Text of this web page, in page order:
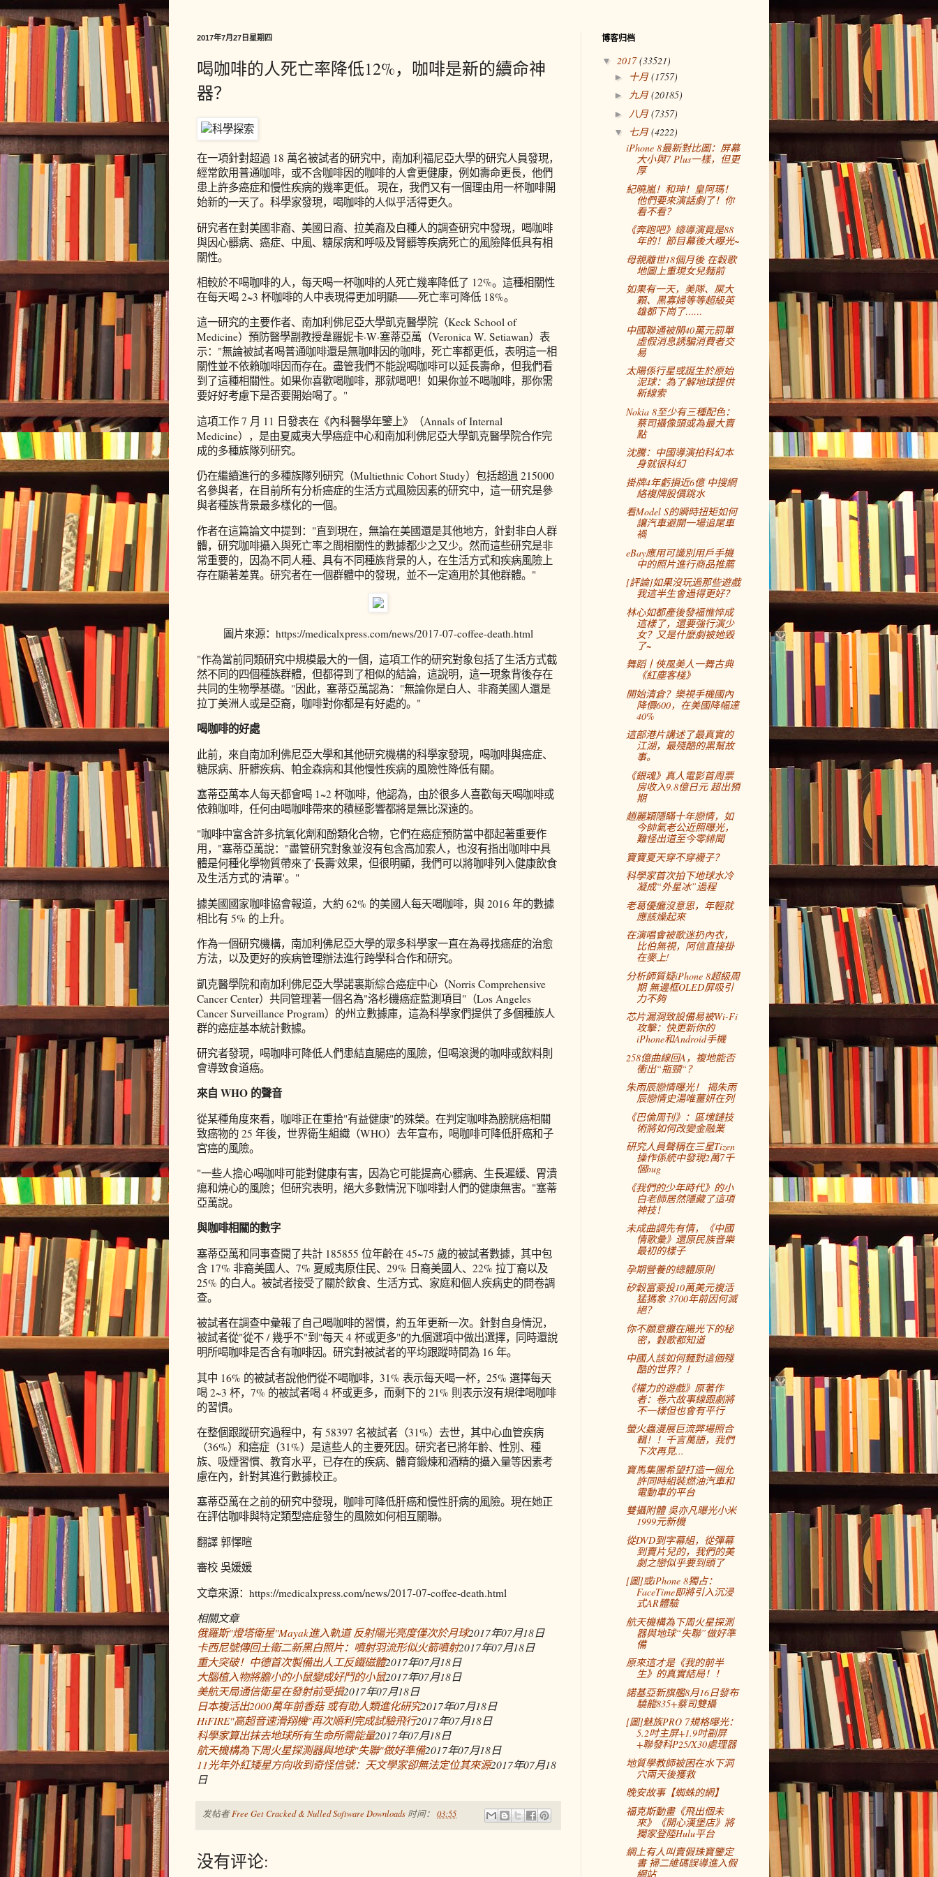
2017年7月27日星期四
喝咖啡的人死亡率降低12%，咖啡是新的續命神
器？
在一項針對超過 18 萬名被試者的研究中，南加利福尼亞大學的研究人員發現，
經常飲用普通咖啡，或不含咖啡因的咖啡的人會更健康，例如壽命更長，他們
患上許多癌症和慢性疾病的幾率更低。 現在，我們又有一個理由用一杯咖啡開
始新的一天了。科學家發現，喝咖啡的人似乎活得更久。
研究者在對美國非裔、美國日裔、拉美裔及白種人的調查研究中發現，喝咖啡
與因心髒病、癌症、中風、糖尿病和呼吸及腎髒等疾病死亡的風險降低具有相
關性。
相較於不喝咖啡的人，每天喝一杯咖啡的人死亡幾率降低了 12%。這種相關性
在每天喝 2~3 杯咖啡的人中表現得更加明顯——死亡率可降低 18%。
這一研究的主要作者、南加利佛尼亞大學凱克醫學院（Keck School of
Medicine）預防醫學副教授韋羅妮卡·W·塞蒂亞萬（Veronica W. Setiawan）表
示："無論被試者喝普通咖啡還是無咖啡因的咖啡，死亡率都更低，表明這一相
關性並不依賴咖啡因而存在。盡管我們不能說喝咖啡可以延長壽命，但我們看
到了這種相關性。如果你喜歡喝咖啡，那就喝吧！如果你並不喝咖啡，那你需
要好好考慮下是否要開始喝了。"
這項工作 7 月 11 日發表在《內科醫學年鑒上》（Annals of Internal
Medicine），是由夏威夷大學癌症中心和南加利佛尼亞大學凱克醫學院合作完
成的多種族隊列研究。
仍在繼續進行的多種族隊列研究（Multiethnic Cohort Study）包括超過 215000
名參與者，在目前所有分析癌症的生活方式風險因素的研究中，這一研究是參
與者種族背景最多樣化的一個。
作者在這篇論文中提到："直到現在，無論在美國還是其他地方，針對非白人群
體，研究咖啡攝入與死亡率之間相關性的數據都少之又少。然而這些研究是非
常重要的，因為不同人種、具有不同種族背景的人，在生活方式和疾病風險上
存在顯著差異。研究者在一個群體中的發現，並不一定適用於其他群體。"
圖片來源：https://medicalxpress.com/news/2017-07-coffee-death.html
"作為當前同類研究中規模最大的一個，這項工作的研究對象包括了生活方式截
然不同的四個種族群體，但都得到了相似的結論，這說明，這一現象背後存在
共同的生物學基礎。"因此，塞蒂亞萬認為："無論你是白人、非裔美國人還是
拉丁美洲人或是亞裔，咖啡對你都是有好處的。"
喝咖啡的好處
此前，來自南加利佛尼亞大學和其他研究機構的科學家發現，喝咖啡與癌症、
糖尿病、肝髒疾病、帕金森病和其他慢性疾病的風險性降低有關。
塞蒂亞萬本人每天都會喝 1~2 杯咖啡，他認為，由於很多人喜歡每天喝咖啡或
依賴咖啡，任何由喝咖啡帶來的積極影響都將是無比深遠的。
"咖啡中富含許多抗氧化劑和酚類化合物，它們在癌症預防當中都起著重要作
用，"塞蒂亞萬說："盡管研究對象並沒有包含高加索人，也沒有指出咖啡中具
體是何種化學物質帶來了'長壽'效果，但很明顯，我們可以將咖啡列入健康飲食
及生活方式的'清單'。"
據美國國家咖啡協會報道，大約 62% 的美國人每天喝咖啡，與 2016 年的數據
相比有 5% 的上升。
作為一個研究機構，南加利佛尼亞大學的眾多科學家一直在為尋找癌症的治愈
方法，以及更好的疾病管理辦法進行跨學科合作和研究。
凱克醫學院和南加利佛尼亞大學諾裏斯綜合癌症中心（Norris Comprehensive
Cancer Center）共同管理著一個名為"洛杉磯癌症監測項目"（Los Angeles
Cancer Surveillance Program）的州立數據庫，這為科學家們提供了多個種族人
群的癌症基本統計數據。
研究者發現，喝咖啡可降低人們患結直腸癌的風險，但喝滾燙的咖啡或飲料則
會導致食道癌。
來自 WHO 的聲音
從某種角度來看，咖啡正在重拾"有益健康"的殊榮。在判定咖啡為膀胱癌相關
致癌物的 25 年後，世界衛生組織（WHO）去年宣布，喝咖啡可降低肝癌和子
宮癌的風險。
"一些人擔心喝咖啡可能對健康有害，因為它可能提高心髒病、生長遲緩、胃潰
瘍和燒心的風險；但研究表明，絕大多數情況下咖啡對人們的健康無害。"塞蒂
亞萬說。
與咖啡相關的數字
塞蒂亞萬和同事查閱了共計 185855 位年齡在 45~75 歲的被試者數據，其中包
含 17% 非裔美國人、7% 夏威夷原住民、29% 日裔美國人、22% 拉丁裔以及
25% 的白人。被試者接受了關於飲食、生活方式、家庭和個人疾病史的問卷調
查。
被試者在調查中彙報了自己喝咖啡的習慣，約五年更新一次。針對自身情況，
被試者從"從不 / 幾乎不"到"每天 4 杯或更多"的九個選項中做出選擇，同時還說
明所喝咖啡是否含有咖啡因。研究對被試者的平均跟蹤時間為 16 年。
其中 16% 的被試者說他們從不喝咖啡，31% 表示每天喝一杯，25% 選擇每天
喝 2~3 杯，7% 的被試者喝 4 杯或更多，而剩下的 21% 則表示沒有規律喝咖啡
的習慣。
在整個跟蹤研究過程中，有 58397 名被試者（31%）去世，其中心血管疾病
（36%）和癌症（31%）是這些人的主要死因。研究者已將年齡、性別、種
族、吸煙習慣、教育水平，已存在的疾病、體育鍛煉和酒精的攝入量等因素考
慮在內，針對其進行數據校正。
塞蒂亞萬在之前的研究中發現，咖啡可降低肝癌和慢性肝病的風險。現在她正
在評估咖啡與特定類型癌症發生的風險如何相互關聯。
翻譯 郭懌暄
審校 吳媛媛
文章來源：https://medicalxpress.com/news/2017-07-coffee-death.html
相關文章
俄羅斯"燈塔衛星"Mayak進入軌道 反射陽光亮度僅次於月球2017年07月18日
卡西尼號傳回土衛二新黑白照片：噴射羽流形似火箭噴射2017年07月18日
重大突破！中德首次製備出人工反鐵磁體2017年07月18日
大腦植入物將膽小的小鼠變成好鬥的小鼠2017年07月18日
美航天局通信衛星在發射前受損2017年07月18日
日本複活出2000萬年前香菇 或有助人類進化研究2017年07月18日
HiFIRE"高超音速滑翔機"再次順利完成試驗飛行2017年07月18日
科學家算出抹去地球所有生命所需能量2017年07月18日
航天機構為下周火星探測器與地球"失聯"做好準備2017年07月18日
11光年外紅矮星方向收到奇怪信號：天文學家卻無法定位其來源2017年07月18
日
发帖者Free Get Cracked & Nulled Software Downloads 时间： 03:55
没有评论:
博客归档
▼ 2017(33521)
► 十月(1757)
► 九月(20185)
► 八月(7357)
▼ 七月(4222)
iPhone 8最新對比圖：屏幕
大小與7 Plus一樣，但更
厚
紀曉嵐！和珅！皇阿瑪！
他們要來演話劇了！你
看不看？
《奔跑吧》總導演竟是88
年的！節目幕後大曝光~
母親離世18個月後 在穀歌
地圖上重現女兒麵前
如果有一天，美隊、屎大
顆、黑寡婦等等超級英
雄都下崗了……
中國聯通被開40萬元罰單
虛假消息誘騙消費者交
易
太陽係行星或誕生於原始
泥球：為了解地球提供
新線索
Nokia 8至少有三種配色：
蔡司攝像頭或為最大賣
點
沈騰：中國導演拍科幻本
身就很科幻
掛牌4年虧損近6億 中搜網
絡複牌股價跳水
看Model S的瞬時扭矩如何
讓汽車避開一場追尾車
禍
eBay應用可識別用戶手機
中的照片進行商品推薦
[評論]如果沒玩過那些遊戲
我這半生會過得更好？
林心如都產後發福憔悴成
這樣了，還要強行演少
女？又是什麼劇被她毀
了~
舞蹈丨俠風美人一舞古典
《紅塵客棧》
開始清倉？樂視手機國內
降價600，在美國降幅達
40%
這部港片講述了最真實的
江湖，最殘酷的黑幫故
事。
《銀魂》真人電影首周票
房收入9.8億日元 超出預
期
趙麗穎隱瞞十年戀情，如
今帥氣老公近照曝光，
難怪出道至今零緋聞
寶寶夏天穿不穿襪子？
科學家首次拍下地球水冷
凝成“外星冰”過程
老葛優癱沒意思，年輕就
應該燥起來
在演唱會被歌迷扔內衣，
比伯無視，阿信直接掛
在麥上!
分析師質疑iPhone 8超級周
期 無邊框OLED屏吸引
力不夠
芯片漏洞致設備易被Wi-Fi
攻擊：快更新你的
iPhone和Android手機
258億曲線回A，複地能否
衝出“瓶頸“？
朱雨辰戀情曝光！ 揭朱雨
辰戀情史湯唯薑妍在列
《巴倫周刊》：區塊鏈技
術將如何改變金融業
研究人員聲稱在三星Tizen
操作係統中發現2萬7千
個bug
《我們的少年時代》的小
白老師居然隱藏了這項
神技！
未成曲調先有情，《中國
情歌彙》還原民族音樂
最初的樣子
孕期營養的總體原則
矽穀富豪投10萬美元複活
猛獁象 3700年前因何滅
絕？
你不願意攤在陽光下的秘
密，穀歌都知道
中國人該如何麵對這個殘
酷的世界？！
《權力的遊戲》原著作
者：卷六故事線跟劇將
不一樣但也會有平行
螢火蟲漫展巨流弊場照合
輯！！千言萬語，我們
下次再見...
寶馬集團希望打造一個允
許同時組裝燃油汽車和
電動車的平台
雙攝附體 吳亦凡曝光小米
1999元新機
從DVD到字幕組，從彈幕
到賣片兒的，我們的美
劇之戀似乎要到頭了
[圖]或iPhone 8獨占：
FaceTime即將引入沉浸
式AR體驗
航天機構為下周火星探測
器與地球“失聯”做好準
備
原來這才是《我的前半
生》的真實結局！！
諾基亞新旗艦8月16日發布
驍龍835+蔡司雙攝
[圖]魅族PRO 7規格曝光：
5.2吋主屏+1.9吋副屏
+聯發科P25/X30處理器
地質學教師被困在水下洞
穴兩天後獲救
晚安故事【蜘蛛的網】
福克斯動畫《飛出個未
來》《開心漢堡店》將
獨家登陸Hulu平台
網上有人叫賣假珠寶鑒定
書 掃二維碼誤導進入假
網站